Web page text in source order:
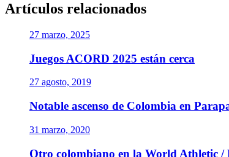
Artículos relacionados
27 marzo, 2025
Juegos ACORD 2025 están cerca
27 agosto, 2019
Notable ascenso de Colombia en
31 marzo, 2020
Otro colombiano en la World Athletic /